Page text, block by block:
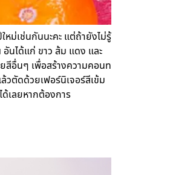
ม่เช่นกันนะคะ แต่ถ้ายังไม่รู้
อันได้แก่ ขาว ส้ม แดง และ
ยสีอื่นๆ เพื่อสร้างความคอนท
วตัดด้วยเฟอร์นิเจอร์สีเข้ม
เลยหากต้องการ